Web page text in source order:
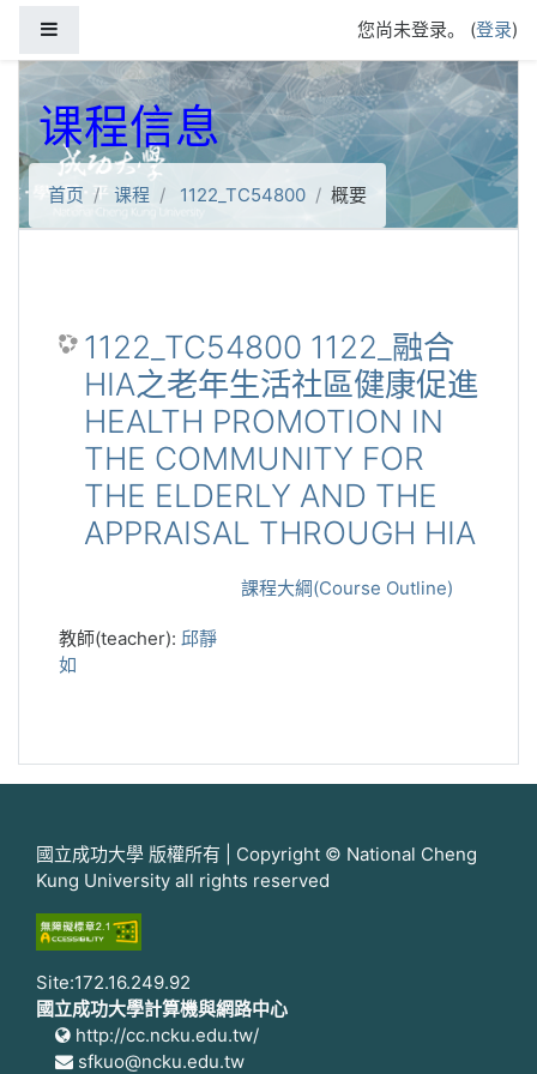
您尚未登录。 (登录)
课程信息
首页 课程 1122_TC54800 概要
1122_TC54800 1122_融合
HIA之老年生活社區健康促進
HEALTH PROMOTION IN
THE COMMUNITY FOR
THE ELDERLY AND THE
APPRAISAL THROUGH HIA
課程大綱(Course Outline)
教師(teacher): 邱靜
如
國立成功大學 版權所有 | Copyright © National Cheng
Kung University all rights reserved
Site:172.16.249.92
國立成功大學計算機與網路中心
http://cc.ncku.edu.tw/
sfkuo@ncku.edu.tw